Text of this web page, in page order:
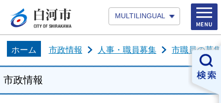
MULTILINGUAL
ホーム 市政情報 人事・職員募集 市職員の募
市政情報